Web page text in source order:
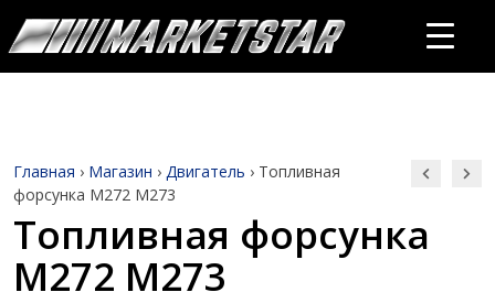
Главная › Магазин › Двигатель › Топливная
форсунка M272 M273
Топливная форсунка
M272 M273